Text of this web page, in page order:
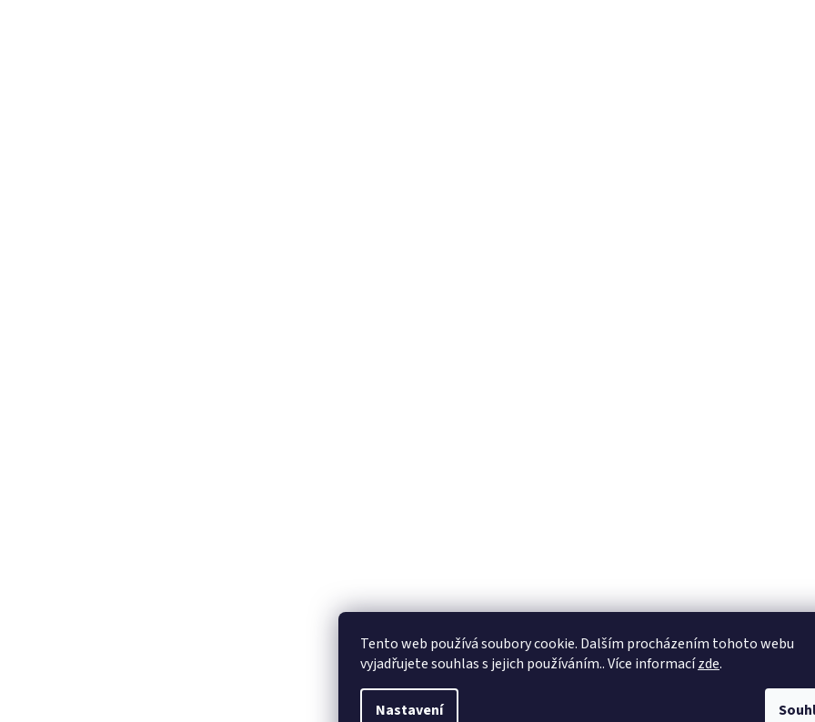
Tento web používá soubory cookie. Dalším procházením tohoto webu
vyjadřujete souhlas s jejich používáním.. Více informacízde.
Nastavení